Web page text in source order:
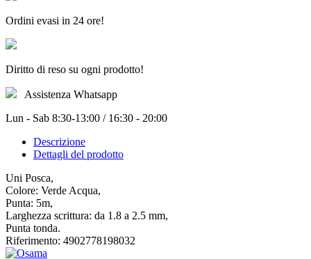
Ordini evasi in 24 ore!
Diritto di reso su ogni prodotto!
Assistenza Whatsapp
Lun - Sab 8:30-13:00 / 16:30 - 20:00
Descrizione
Dettagli del prodotto
Uni Posca,
Colore: Verde Acqua,
Punta: 5m,
Larghezza scrittura: da 1.8 a 2.5 mm,
Punta tonda.
Riferimento: 4902778198032